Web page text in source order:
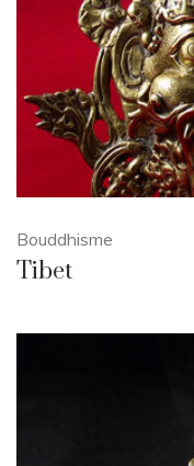
Bouddhisme
Tibet